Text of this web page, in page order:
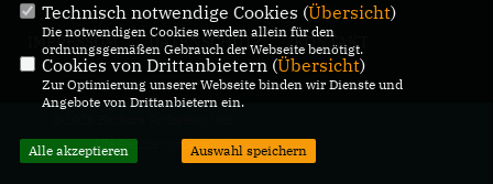
IMPRESSUM DATENSCHUTZ KONTAKT
Alle Rechte vorbehalten.
Technisch notwendige Cookies (Übersicht)
Die notwendigen Cookies werden allein für den
ordnungsgemäßen Gebrauch der Webseite benötigt.
Cookies von Drittanbietern (Übersicht)
Zur Optimierung unserer Webseite binden wir Dienste und
Angebote von Drittanbietern ein.
Alle akzeptieren Auswahl speichern